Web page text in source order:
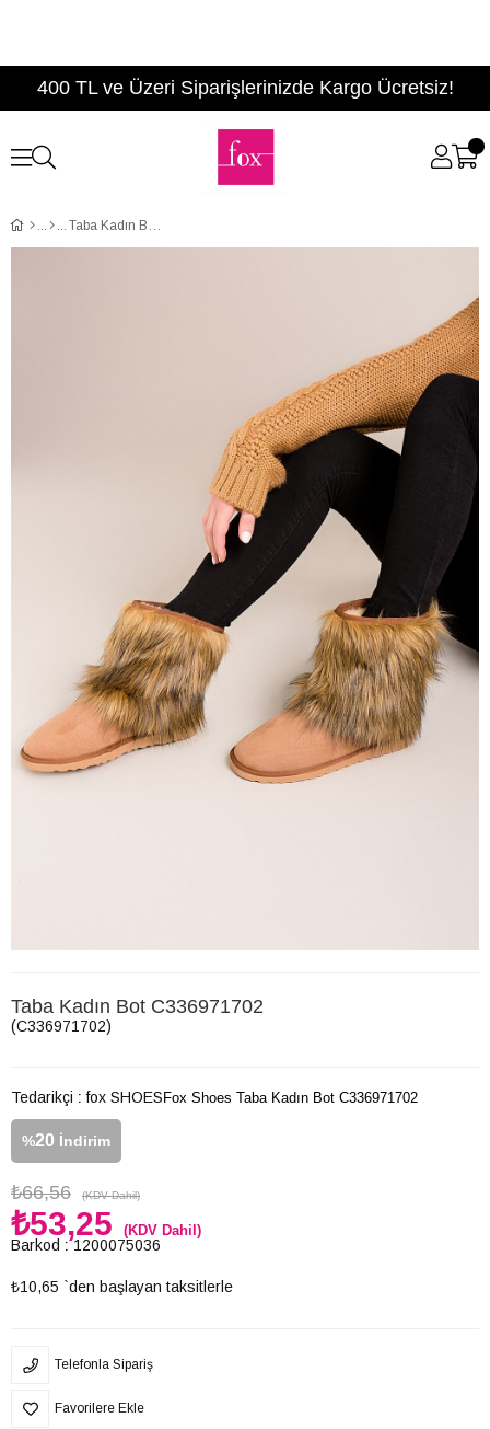
400 TL ve Üzeri Siparişlerinizde Kargo Ücretsiz!
Taba Kadın Bot C336971702
Taba Kadın Bot C336971702
(C336971702)
Tedarikçi : fox SHOES
%20 İndirim
₺66,56 (KDV Dahil)
₺53,25 (KDV Dahil)
Barkod : 1200075036
₺10,65 `den başlayan taksitlerle
Fox Shoes Taba Kadın Bot C336971702
Telefonla Sipariş
Favorilere Ekle